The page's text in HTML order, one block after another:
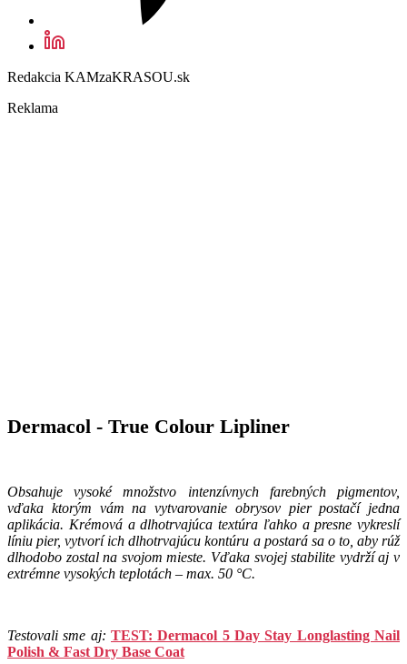
Redakcia KAMzaKRASOU.sk
Reklama
Dermacol - True Colour Lipliner
Obsahuje vysoké množstvo intenzívnych farebných pigmentov,
vďaka ktorým vám na vytvarovanie obrysov pier postačí jedna
aplikácia. Krémová a dlhotrvajúca textúra ľahko a presne vykreslí
líniu pier, vytvorí ich dlhotrvajúcu kontúru a postará sa o to, aby rúž
dlhodobo zostal na svojom mieste. Vďaka svojej stabilite vydrží aj v
extrémne vysokých teplotách – max. 50 °C.
Testovali sme aj: TEST: Dermacol 5 Day Stay Longlasting Nail
Polish & Fast Dry Base Coat